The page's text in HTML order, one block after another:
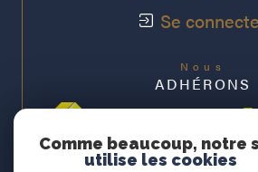
Se
Nous
ADHÉRONS
Comme beaucoup, notre
utilise les cookies